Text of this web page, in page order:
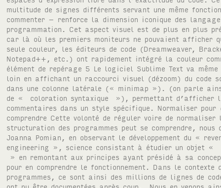
multitude de signes différents servant une même
commenter – renforce la dimension iconique des
programmation. Cet aspect visuel est de plus en plus
car là où les premiers moniteurs ne pouvaient afficher
seule couleur, les éditeurs de code (Dreamweaver,
Notepad++, etc.) ont rapidement intégré la couleur
élément de repérage 5 Le logiciel Sublime Text va même
loin en affichant un raccourci visuel (dézoom) du code
dans une colonne latérale (« minimap »). (on parle
de « coloration syntaxique »), permettant d’afficher
commentaires dans un style spécifique. Normaliser pour
comprendre Cette volonté de réguler voire de normaliser
structuration des programmes peut se comprendre, nous
Joanna Pomian, en observant le développement du «
engineering », science consistant à étudier un objet
» en remontant aux principes ayant présidé à sa
pour en comprendre le fonctionnement. Dans le contexte
programmes, ce sont ainsi des millions de lignes de
ont pu être documentées après coup. Nous en venons